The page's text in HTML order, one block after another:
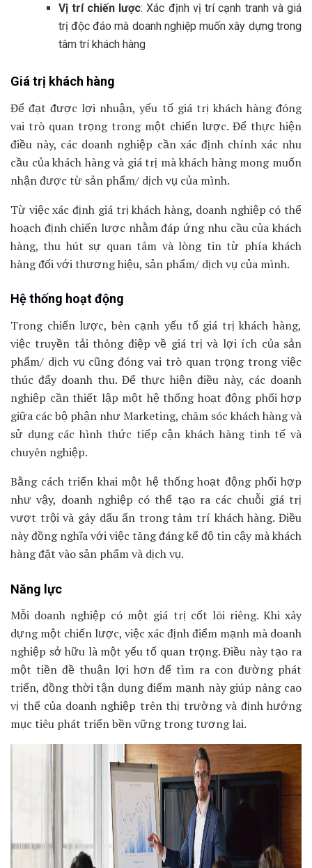
Vị trí chiến lược: Xác định vị trí cạnh tranh và giá
trị độc đáo mà doanh nghiệp muốn xây dựng trong
tâm trí khách hàng
Giá trị khách hàng
Để đạt được lợi nhuận, yếu tố giá trị khách hàng đóng
vai trò quan trọng trong một chiến lược. Để thực hiện
điều này, các doanh nghiệp cần xác định chính xác nhu
cầu của khách hàng và giá trị mà khách hàng mong muốn
nhận được từ sản phẩm/ dịch vụ của mình.
Từ việc xác định giá trị khách hàng, doanh nghiệp có thể
hoạch định chiến lược nhằm đáp ứng nhu cầu của khách
hàng, thu hút sự quan tâm và lòng tin từ phía khách
hàng đối với thương hiệu, sản phẩm/ dịch vụ của mình.
Hệ thống hoạt động
Trong chiến lược, bên cạnh yếu tố giá trị khách hàng,
việc truyền tải thông điệp về giá trị và lợi ích của sản
phẩm/ dịch vụ cũng đóng vai trò quan trọng trong việc
thúc đẩy doanh thu. Để thực hiện điều này, các doanh
nghiệp cần thiết lập một hệ thống hoạt động phối hợp
giữa các bộ phận như Marketing, chăm sóc khách hàng và
sử dụng các hình thức tiếp cận khách hàng tinh tế và
chuyên nghiệp.
Bằng cách triển khai một hệ thống hoạt động phối hợp
như vậy, doanh nghiệp có thể tạo ra các chuỗi giá trị
vượt trội và gây dấu ấn trong tâm trí khách hàng. Điều
này đồng nghĩa với việc tăng đáng kể độ tin cậy mà khách
hàng đặt vào sản phẩm và dịch vụ.
Năng lực
Mỗi doanh nghiệp có một giá trị cốt lõi riêng. Khi xây
dựng một chiến lược, việc xác định điểm mạnh mà doanh
nghiệp sở hữu là một yếu tố quan trọng. Điều này tạo ra
một tiền đề thuận lợi hơn để tìm ra con đường phát
triển, đồng thời tận dụng điểm mạnh này giúp nâng cao
vị thế của doanh nghiệp trên thị trường và định hướng
mục tiêu phát triển bền vững trong tương lai.